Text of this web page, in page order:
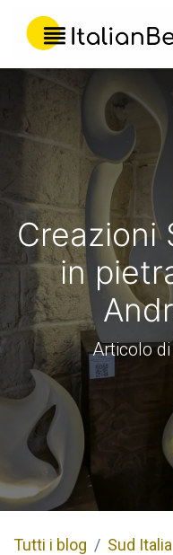
Creazioni
in
Articolo
Tutti i blog
Sud Italia